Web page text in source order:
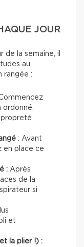
JOUR
de la semaine, il
au
rangée :
ordonné.
propreté
: Avant
en place ce
: Après
de la
si
et
la plier !) :